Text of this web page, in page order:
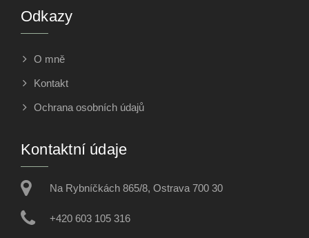
Odkazy
O mně
Kontakt
Ochrana osobních údajů
Kontaktní údaje
Na Rybníčkách 865/8, Ostrava 700 30
+420 603 105 316